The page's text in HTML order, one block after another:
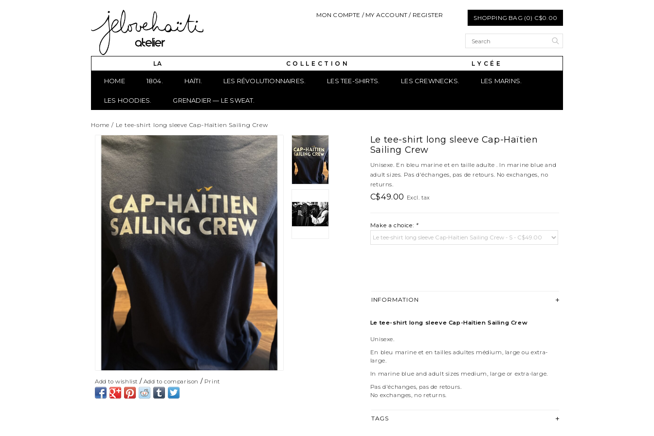
MON COMPTE / MY ACCOUNT / REGISTER SHOPPING BAG (0) C$0.00
LA C O L L E C T I O N L Y C É E
HOME 1804. HAÏTI. LES RÉVOLUTIONNAIRES. LES TEE-SHIRTS. LES CREWNECKS. LES MARINS.
LES HOODIES. GRENADIER — LE SWEAT.
Home / Le tee-shirt long sleeve Cap-Haïtien Sailing Crew
Add to wishlist / Add to comparison / Print
Le tee-shirt long sleeve Cap-Haïtien
Sailing Crew
Unisexe. En bleu marine et en taille adulte . In marine blue and
adult sizes. Pas d'échanges, pas de retours. No exchanges, no
returns.
C$49.00 Excl. tax
Make a choice: *
INFORMATION
Le tee-shirt long sleeve Cap-Haïtien Sailing Crew
Unisexe.
En bleu marine et en tailles adultes médium, large ou extra-
large.
In marine blue and adult sizes medium, large or extra-large.
Pas d'échanges, pas de retours.
No exchanges, no returns.
TAGS